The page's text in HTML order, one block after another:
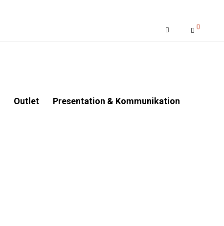
0
Outlet Presentation & Kommunikation